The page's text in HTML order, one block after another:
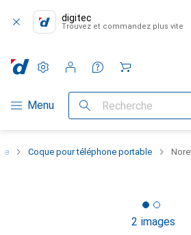
digitec
Trouvez et commandez plus vite
Navigation par catégorie
Menu Recherche
Paramètres
Compte client
Listes de comparaison
Listes d'envies
Panier
Coque pour téléphone portable
2 images